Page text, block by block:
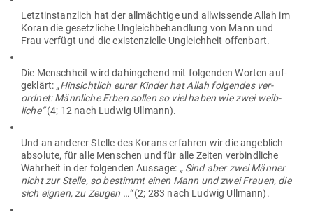
Letzt­in­stanzlich hat der all­mächtige und all­wis­sende Allah im
Koran die gesetz­liche Ungleich­be­handlung von Mann und
Frau verfügt und die exis­ten­zielle Ungleichheit offenbart.
Die Menschheit wird dahin­gehend mit fol­genden Worten auf­
ge­klärt: „Hin­sichtlich eurer Kinder hat Allah fol­gendes ver­
ordnet: Männ­liche Erben sollen so viel haben wie zwei weib­
liche“(4; 12 nach Ludwig Ullmann).
Und an anderer Stelle des Korans erfahren wir die angeblich
absolute, für alle Men­schen und für alle Zeiten ver­bind­liche
Wahrheit in der fol­genden Aussage: „ Sind aber zwei Männer
nicht zur Stelle, so bestimmt einen Mann und zwei Frauen, die
sich eignen, zu Zeugen …“(2; 283 nach Ludwig Ullmann).